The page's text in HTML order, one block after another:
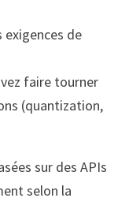
de
faire tourner
(quantization,
sur des APIs
selon la